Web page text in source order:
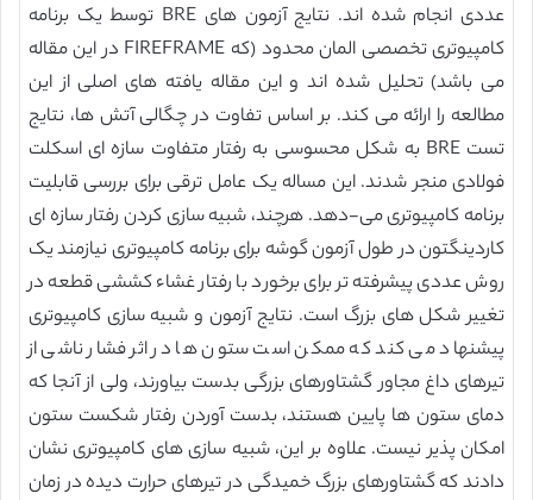
عددی انجام شده اند. نتایج آزمون های BRE توسط یک برنامه
کامپیوتری تخصصی المان محدود (که FIREFRAME در این مقاله
می باشد) تحلیل شده اند و این مقاله یافته های اصلی از این
مطالعه را ارائه می کند. بر اساس تفاوت در چگالی آتش ها، نتایج
تست BRE به شکل محسوسی به رفتار متفاوت سازه ای اسکلت
فولادی منجر شدند. این مساله یک عامل ترقی برای بررسی قابلیت
برنامه کامپیوتری می-دهد. هرچند، شبیه سازی کردن رفتار سازه ای
کاردینگتون در طول آزمون گوشه برای برنامه کامپیوتری نیازمند یک
روش عددی پیشرفته تر برای برخورد با رفتار غشاء کششی قطعه در
تغییر شکل های بزرگ است. نتایج آزمون و شبیه سازی کامپیوتری
پیشنهاد می کند که ممکن است ستون ها در اثر فشار ناشی از
تیرهای داغ مجاور گشتاورهای بزرگی بدست بیاورند، ولی از آنجا که
دمای ستون ها پایین هستند، بدست آوردن رفتار شکست ستون
امکان پذیر نیست. علاوه بر این، شبیه سازی های کامپیوتری نشان
دادند که گشتاورهای بزرگ خمیدگی در تیرهای حرارت دیده در زمان